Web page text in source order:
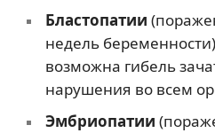
Бластопатии
недель
возможна гибель
нарушения во всем
Эмбриопатии